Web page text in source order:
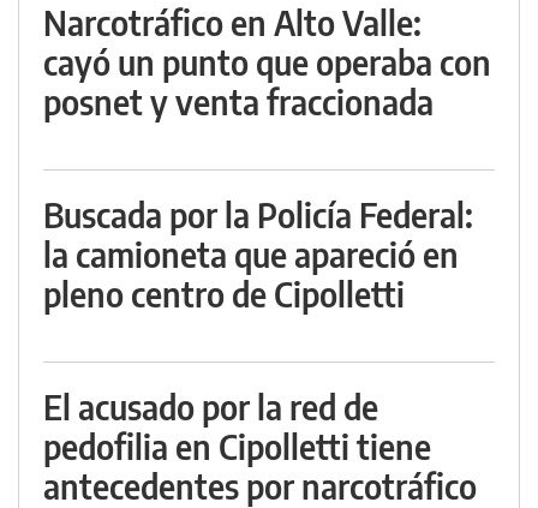
Narcotráfico en Alto Valle:
cayó un punto que operaba con
posnet y venta fraccionada
Buscada por la Policía Federal:
la camioneta que apareció en
pleno centro de Cipolletti
El acusado por la red de
pedofilia en Cipolletti tiene
antecedentes por narcotráfico